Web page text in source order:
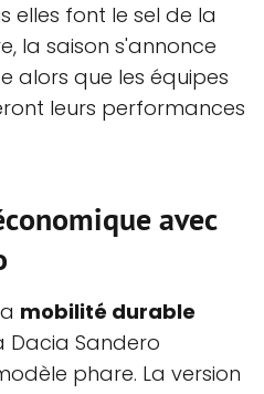
elles font le sel de la
la saison s'annonce
alors que les équipes
leurs performances
avec
mobilité durable
Dacia Sandero
phare. La version